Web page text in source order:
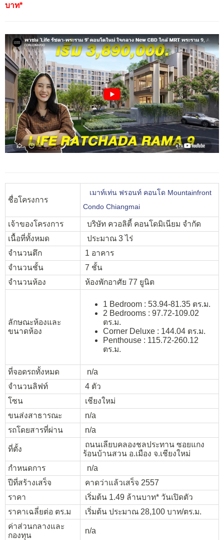
บาท*
ชื่อโครงการ
เมาท์เท่น ฟรอนท์ คอนโด Mountainfront
Condo Chiangmai
เจ้าของโครงการ
บริษัท ควอลิตี้ คอนโดมิเนียม จำกัด
เนื้อที่ทั้งหมด
ประมาณ 3 ไร่
จำนวนตึก
1 อาคาร
จำนวนชั้น
7 ชั้น
จำนวนห้อง
ห้องพักอาศัย 77 ยูนิต
ลักษณะห้องและ
ขนาดห้อง
1 Bedroom : 53.94-81.35 ตร.ม.
2 Bedrooms : 97.72-109.02
ตร.ม.
Corner Deluxe : 144.04 ตร.ม.
Penthouse : 115.72-260.12
ตร.ม.
ที่จอดรถทั้งหมด
n/a
จำนวนลิฟท์
4 ตัว
โซน
เชียงใหม่
ขนส่งสาธารณะ
n/a
รถโดยสารที่ผ่าน
n/a
ที่ตั้ง
ถนนเลียบคลองชลประทาน ซอยแกง
ร้อนบ้านสวน อ.เมือง จ.เชียงใหม่
กำหนดการ
n/a
ปีที่สร้างเสร็จ
คาดว่าแล้วเสร็จ 2557
ราคา
เริ่มต้น 1.49 ล้านบาท* วันเปิดตัว
ราคาเฉลี่ยต่อ ตร.ม
เริ่มต้น ประมาณ 28,100 บาท/ตร.ม.
ค่าส่วนกลางและ
กองทุน
n/a